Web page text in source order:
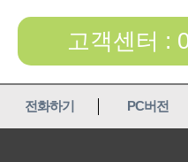
고객센터 :
전화하기 PC버전